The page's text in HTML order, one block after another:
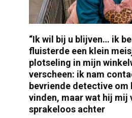
“Ik wil bij u blijven… ik
fluisterde een klein
plotseling in mijn
verscheen: ik nam
bevriende detective om
vinden, maar wat hij mij
sprakeloos achter